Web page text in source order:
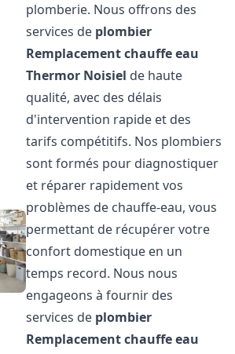
plomberie. Nous offrons des
services de plombier
Remplacement chauffe eau
Thermor Noisiel de haute
qualité, avec des délais
d'intervention rapide et des
tarifs compétitifs. Nos plombiers
sont formés pour diagnostiquer
et réparer rapidement vos
problèmes de chauffe-eau, vous
permettant de récupérer votre
confort domestique en un
temps record. Nous nous
engageons à fournir des
services de plombier
Remplacement chauffe eau